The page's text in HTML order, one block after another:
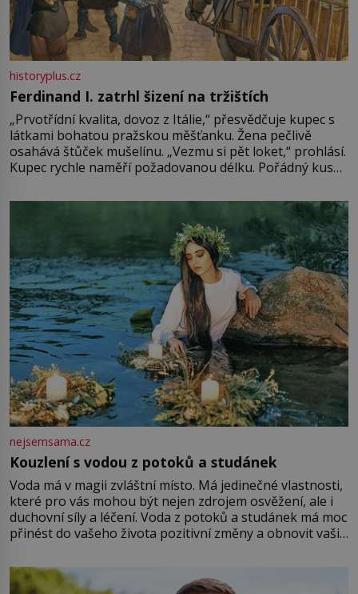
historyplus.cz
Ferdinand I. zatrhl šizení na tržištích
„Prvotřídní kvalita, dovoz z Itálie,“ přesvědčuje kupec s
látkami bohatou pražskou měšťanku. Žena pečlivě
osahává štůček mušelínu. „Vezmu si pět loket,“ prohlásí.
Kupec rychle naměří požadovanou délku. Pořádný kus
milostpaní. Stačí jenom na sukni,“ zhodnotí švadlena
množství růžového mušelínu. „Ošidili vás, podívejte.“
Vezme do ruky dřevěnou
nejsemsama.cz
Kouzlení s vodou z potoků a studánek
Voda má v magii zvláštní místo. Má jedinečné vlastnosti,
které pro vás mohou být nejen zdrojem osvěžení, ale i
duchovní síly a léčení. Voda z potoků a studánek má moc
přinést do vašeho života pozitivní změny a obnovit vaši
můžete obohatit své rituály a přinést do svého života
větší harmonii a klid. Je důležité